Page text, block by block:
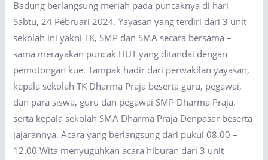
Badung berlangsung meriah pada puncaknya di hari
Sabtu, 24 Pebruari 2024. Yayasan yang terdiri dari 3 unit
sekolah ini yakni TK, SMP dan SMA secara bersama –
sama merayakan puncak HUT yang ditandai dengan
pemotongan kue. Tampak hadir dari perwakilan yayasan,
kepala sekolah TK Dharma Praja beserta guru, pegawai,
dan para siswa, guru dan pegawai SMP Dharma Praja,
serta kepala sekolah SMA Dharma Praja Denpasar beserta
jajarannya. Acara yang berlangsung dari pukul 08.00 –
12.00 Wita menyuguhkan acara hiburan dari 3 unit